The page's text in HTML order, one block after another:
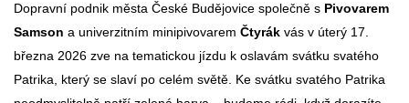
Dopravní podnik města České Budějovice společně s Pivovarem
Samson a univerzitním minipivovarem Čtyrák vás v úterý 17.
března 2026 zve na tematickou jízdu k oslavám svátku svatého
Patrika, který se slaví po celém světě. Ke svátku svatého Patrika